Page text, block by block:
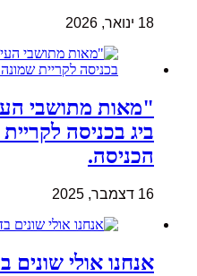
18 ינואר, 2026
"מאות מתושבי
ביג בכניסה
הכניסה.
16 דצמבר, 2025
אנחנו אולי